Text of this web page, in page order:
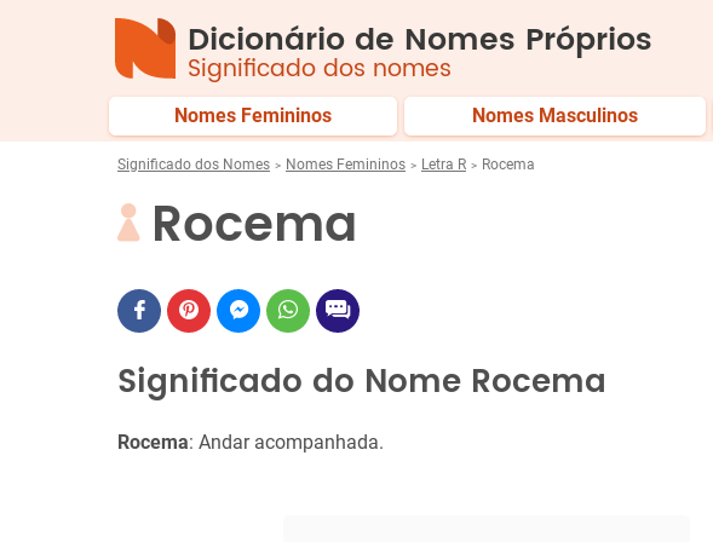
Dicionário de Nomes Próprios
Significado dos nomes
Nomes Femininos Nomes Masculinos
Significado dos Nomes Nomes Femininos Letra R Rocema
Rocema
Significado do Nome Rocema
Rocema: Andar acompanhada.